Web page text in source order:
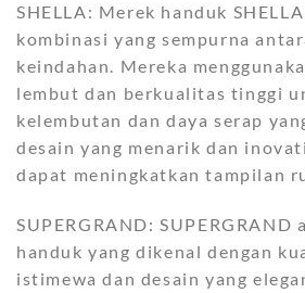
SHELLA: Merek handuk
kombinasi yang sempurna
keindahan. Mereka
lembut dan berkualitas tinggi
kelembutan dan daya serap
desain yang menarik dan
dapat meningkatkan tampilan
SUPERGRAND: SUPERGRAND
handuk yang dikenal dengan
istimewa dan desain yang